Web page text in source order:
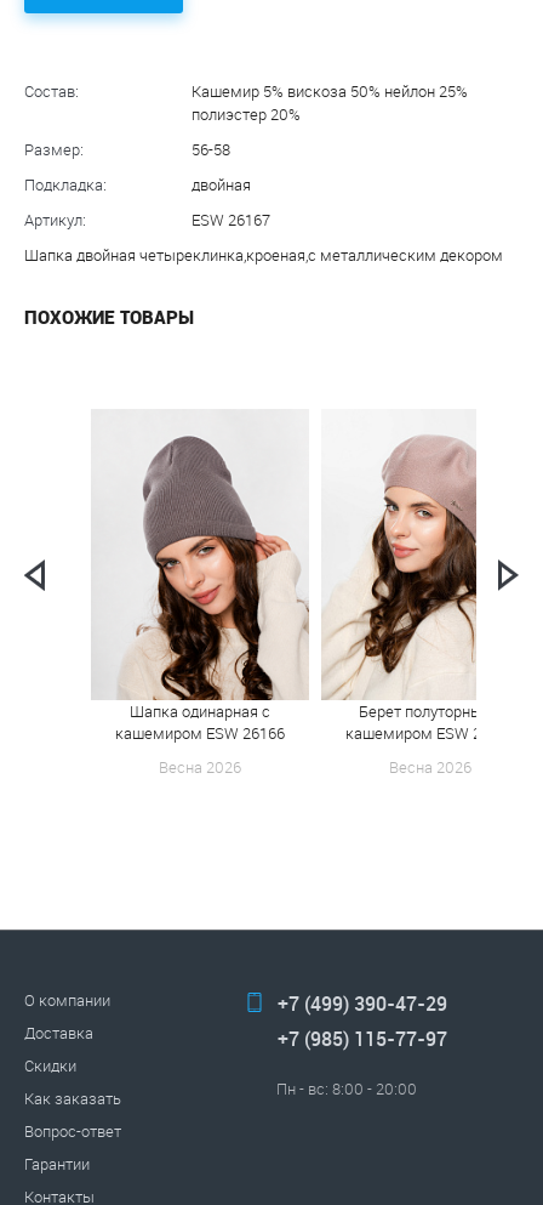
Состав:
Кашемир 5% вискоза 50% нейлон 25%
полиэстер 20%
Размер:
56-58
Подкладка:
двойная
Артикул:
ESW 26167
Шапка двойная четыреклинка,кроеная,с металлическим декором
ПОХОЖИЕ ТОВАРЫ
Шапка одинарная с
кашемиром ESW 26166
Весна 2026
Берет полуторный с
кашемиром ESW 26126
Весна 2026
О компании
Доставка
Скидки
Как заказать
Вопрос-ответ
Гарантии
Контакты
+7 (499) 390-47-29
+7 (985) 115-77-97
Пн - вс: 8:00 - 20:00